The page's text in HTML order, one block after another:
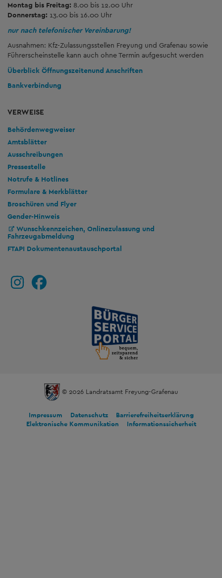
Montag bis Freitag: 8.00 bis 12.00 Uhr
Donnerstag: 13.00 bis 16.00 Uhr
nur nach telefonischer Vereinbarung!
Ausnahmen: Kfz-Zulassungsstellen Freyung und Grafenau sowie
Führerscheinstelle kann auch ohne Termin aufgesucht werden
Überblick Öffnungszeitenund Anschriften
Bankverbindung
VERWEISE
Behördenwegweiser
Amtsblätter
Ausschreibungen
Pressestelle
Notrufe & Hotlines
Formulare & Merkblätter
Broschüren und Flyer
Gender-Hinweis
Wunschkennzeichen, Onlinezulassung und
Fahrzeugabmeldung
FTAPI Dokumentenaustauschportal
© 2026 Landratsamt Freyung-Grafenau
Impressum Datenschutz
Barrierefreiheitserklärung
Elektronische Kommunikation
Informationssicherheit